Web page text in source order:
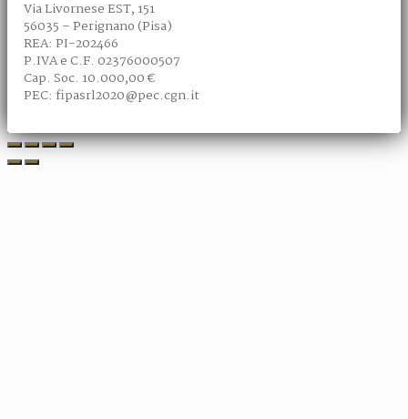
Via Livornese EST, 151
56035 – Perignano (Pisa)
REA: PI-202466
P.IVA e C.F. 02376000507
Cap. Soc. 10.000,00 €
PEC: fipasrl2020@pec.cgn.it